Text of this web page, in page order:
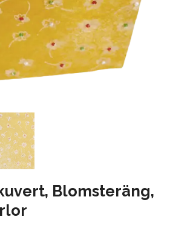
Blomsteräng,